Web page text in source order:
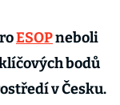
ESOPneboli
bodů
v Česku.